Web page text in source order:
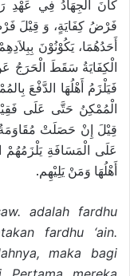
كَانَ الْجِهَادُ فِي عَهْدِ
فَرْضُ كِفَايَةٍ، وَ قِيْلَ
أَحَدُهُمَا، يَكُوْنُوْنَ
الْكِفَايَةُ سَقَطَ الْحَرَجُ عَنِ
فَيَلْزَمُ أَهْلُهَا الدَّفْعَ
الْمُمْكِنُ حَتَّى عَلَى
قِيْلَ إِنْ حَصَلَتْ
عَلَى الْمَسَافَةِ يَلْزَمُهُمْ
أَهْلُهَا وَمَنْ يَلِيْهِم.
adalah fardhu
fardhu ‘ain.
maka bagi